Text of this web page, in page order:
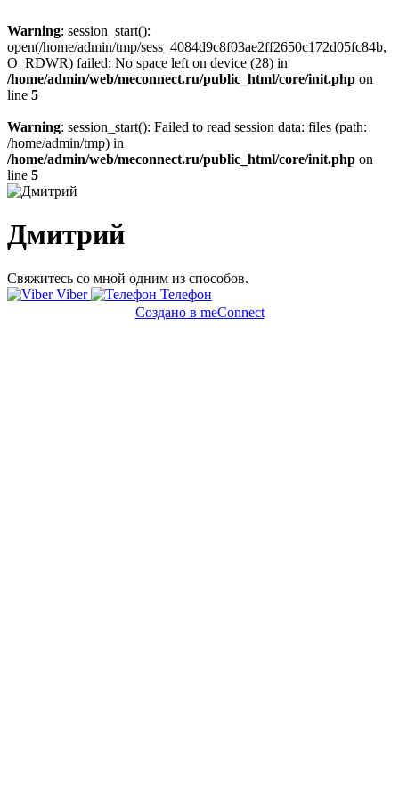
Warning: session_start():
open(/home/admin/tmp/sess_4084d9c8f03ae2ff2650c172d05fc84b,
O_RDWR) failed: No space left on device (28) in
/home/admin/web/meconnect.ru/public_html/core/init.php on
line 5
Warning: session_start(): Failed to read session data: files (path:
/home/admin/tmp) in
/home/admin/web/meconnect.ru/public_html/core/init.php on
line 5
Дмитрий
Свяжитесь со мной одним из способов.
Viber
Телефон
Создано в meConnect